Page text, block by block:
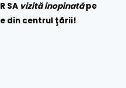
SA vizită inopinatăpe
din centrul ţării!